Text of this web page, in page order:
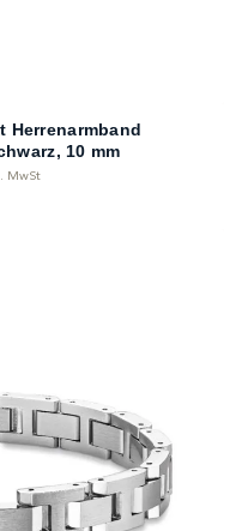
Herrenarmband
10 mm
MwSt